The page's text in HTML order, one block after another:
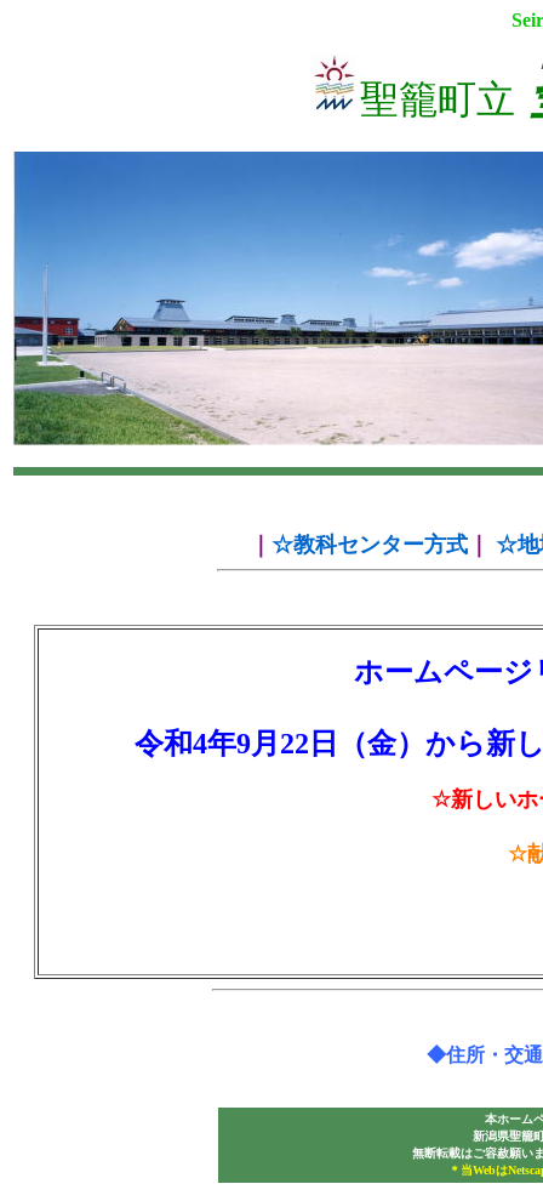
聖籠町立
☆教科センター方式 ☆地
ホームペー
令和4年9月22日（金）から新
☆新しいホ
☆
◆住所・交
本ホーム
新潟県聖籠
無断転載はご容赦願い
＊当Webは